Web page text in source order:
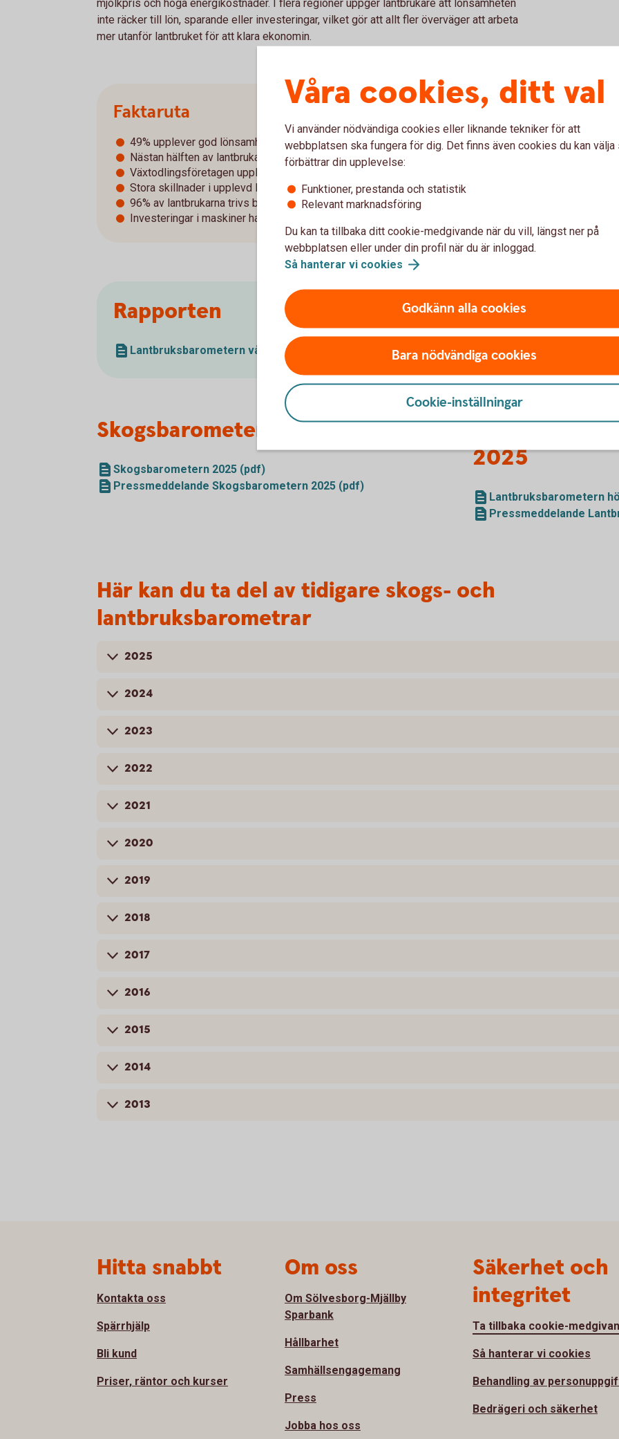
mjölkpris och höga energikostnader. I flera regioner uppger lantbrukare att lönsamheten
inte räcker till lön, sparande eller investeringar, vilket gör att allt fler överväger att arbeta
mer utanför lantbruket för att klara ekonomin.
Faktaruta
49% upplever god lönsamhet
Nästan hälften av lantbrukarna har dålig lönsamhet
Växtodlingsföretagen upplever en fortsatt mycket dålig lönsamhet
Stora skillnader i upplevd lönsamhet mellan regioner
96% av lantbrukarna trivs bra i sitt yrke
Investeringar i maskiner har ökat från 28% till 33%
Rapporten
Lantbruksbarometern våren 2026 (pdf) Pressmeddelande
Skogsbarometern 2025
Skogsbarometern 2025 (pdf)
Pressmeddelande Skogsbarometern 2025 (pdf)
2025
Lantbruksbarometern
Pressmeddelande
Här kan du ta del av tidigare skogs- och
lantbruksbarometrar
2025
2024
2023
2022
2021
2020
2019
2018
2017
2016
2015
2014
2013
Våra cookies, ditt val
Vi använder nödvändiga cookies eller liknande tekniker för att
webbplatsen ska fungera för dig. Det finns även cookies du kan välja
förbättrar din upplevelse:
Funktioner, prestanda och statistik
Relevant marknadsföring
Du kan ta tillbaka ditt cookie-medgivande när du vill, längst ner på
webbplatsen eller under din profil när du är inloggad.
Så hanterar vi cookies
Godkänn alla cookies
Bara nödvändiga cookies
Cookie-inställningar
Hitta snabbt
Kontakta oss
Spärrhjälp
Bli kund
Priser, räntor och kurser
Om oss
Om Sölvesborg-Mjällby
Sparbank
Hållbarhet
Samhällsengagemang
Press
Jobba hos oss
Säkerhet och
integritet
Ta tillbaka cookie-
Så hanterar vi cookies
Behandling av
Bedrägeri och säkerhet